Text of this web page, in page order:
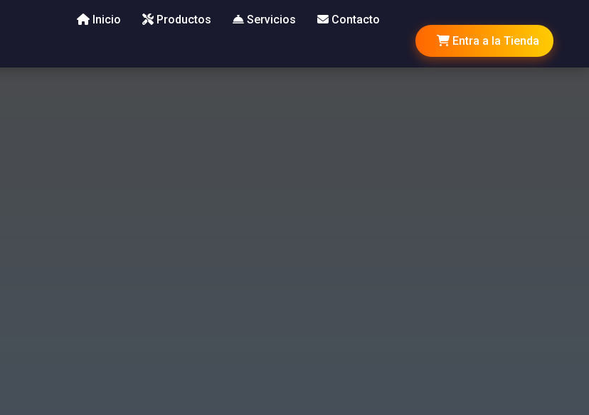
Inicio Productos Servicios
Contacto
Entra a la Tienda